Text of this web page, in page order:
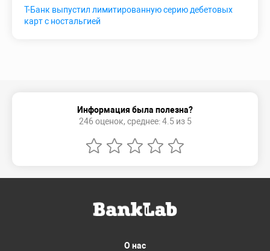
Т-Банк выпустил лимитированную серию дебетовых
карт с ностальгией
Информация была полезна?
246 оценок, среднее: 4.5 из 5
О нас